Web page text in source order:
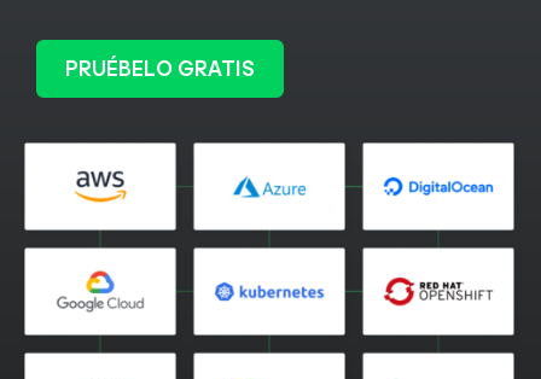
PRUÉBELO GRATIS